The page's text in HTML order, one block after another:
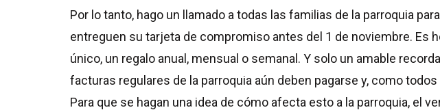
Por lo tanto, hago un llamado a todas las familias de la parroquia
entreguen su tarjeta de compromiso antes del 1 de noviembre. Es
único, un regalo anual, mensual o semanal. Y solo un amable
facturas regulares de la parroquia aún deben pagarse y, como
Para que se hagan una idea de cómo afecta esto a la parroquia, el